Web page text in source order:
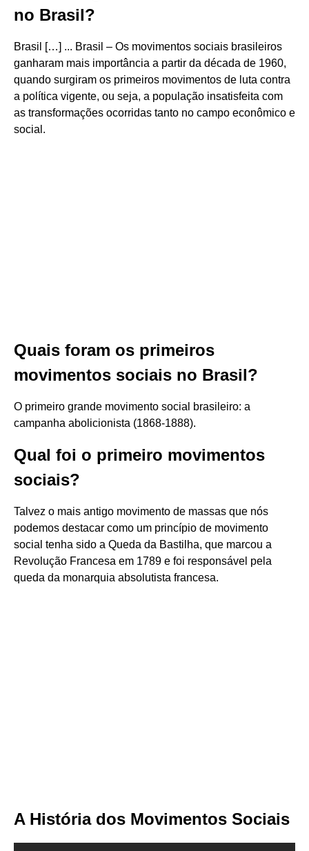
no Brasil?
Brasil […] ... Brasil – Os movimentos sociais brasileiros
ganharam mais importância a partir da década de 1960,
quando surgiram os primeiros movimentos de luta contra
a política vigente, ou seja, a população insatisfeita com
as transformações ocorridas tanto no campo econômico e
social.
Quais foram os primeiros
movimentos sociais no Brasil?
O primeiro grande movimento social brasileiro: a
campanha abolicionista (1868-1888).
Qual foi o primeiro movimentos
sociais?
Talvez o mais antigo movimento de massas que nós
podemos destacar como um princípio de movimento
social tenha sido a Queda da Bastilha, que marcou a
Revolução Francesa em 1789 e foi responsável pela
queda da monarquia absolutista francesa.
A História dos Movimentos Sociais